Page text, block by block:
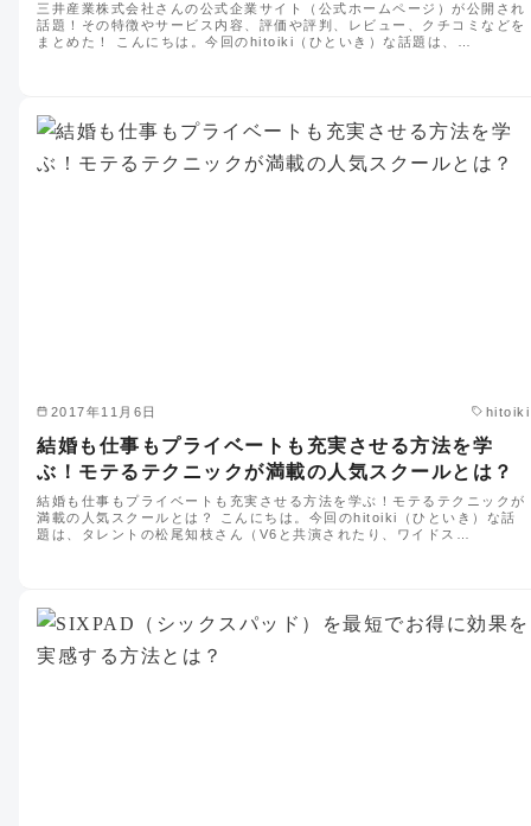
三井産業株式会社さんの公式企業サイト（公式ホームページ）が公開され
話題！その特徴やサービス内容、評価や評判、レビュー、クチコミなどを
まとめた！ こんにちは。今回のhitoiki（ひといき）な話題は、…
2017年11月6日 hitoiki
結婚も仕事もプライベートも充実させる方法を学
ぶ！モテるテクニックが満載の人気スクールとは？
結婚も仕事もプライベートも充実させる方法を学ぶ！モテるテクニックが
満載の人気スクールとは？ こんにちは。今回のhitoiki（ひといき）な話
題は、タレントの松尾知枝さん（V6と共演されたり、ワイドス…